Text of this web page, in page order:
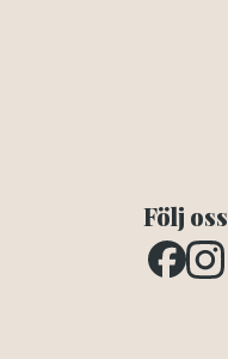
Följ oss